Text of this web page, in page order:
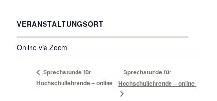
VERANSTALTUNGSORT
Online via Zoom
Sprechstunde für
Hochschullehrende – online
Sprechstunde für
Hochschullehrende – online